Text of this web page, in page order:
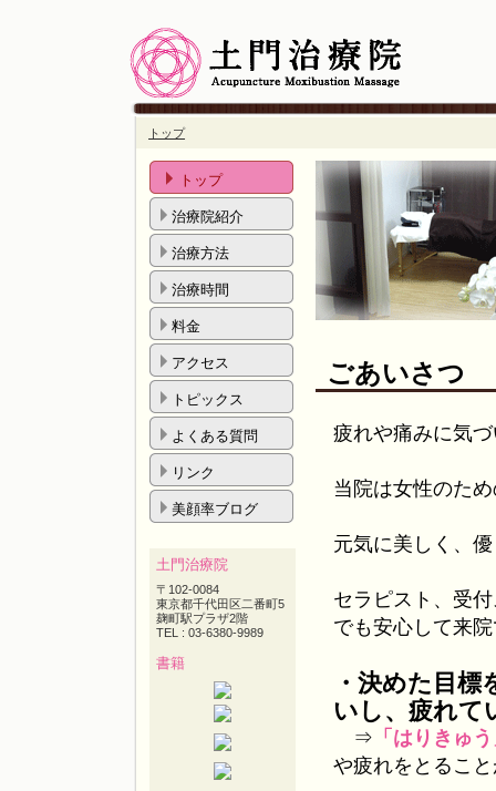
トップ
ごあいさつ
疲れや痛みに気
当院は女性のた
元気に美しく、
セラピスト、受
でも安心して来
・決めた目
いし、疲れて
⇒ 「はりきゅ
や疲れをとるこ
トップ
治療院紹介
治療方法
治療時間
料金
アクセス
トピックス
よくある質問
リンク
美顔率ブログ
土門治療院
〒102-0084
東京都千代田区二番町5
麹町駅プラザ2階
TEL : 03-6380-9989
書籍